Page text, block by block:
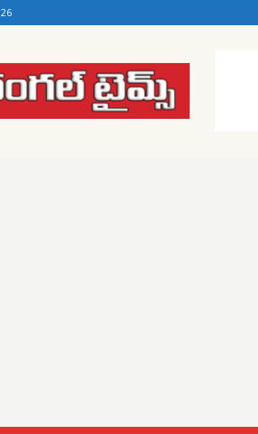
Warangal
Times